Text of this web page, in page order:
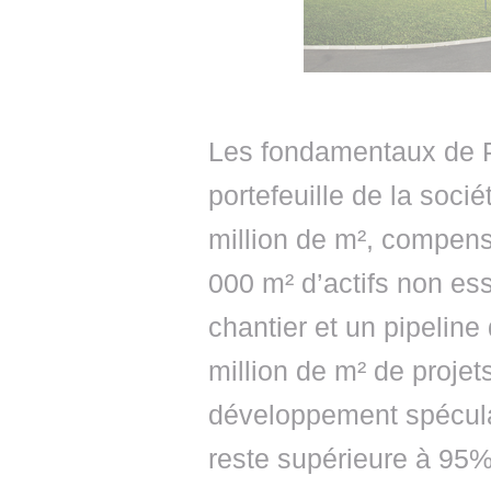
Les fondamentaux de
portefeuille de la
million de m²,
000 m² d’actifs non
chantier et un
million de m² de
développement
reste supérieure à